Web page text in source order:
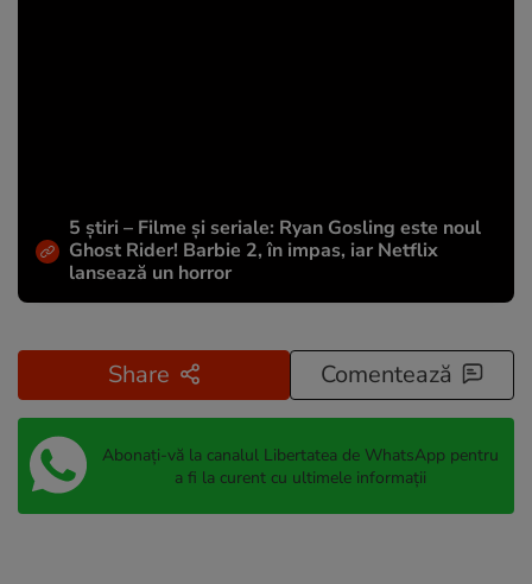
5 știri – Filme și seriale: Ryan Gosling este noul
Ghost Rider! Barbie 2, în impas, iar Netflix
lansează un horror
Share Comentează
Abonați-vă la canalul Libertatea de WhatsApp pentru
a fi la curent cu ultimele informații